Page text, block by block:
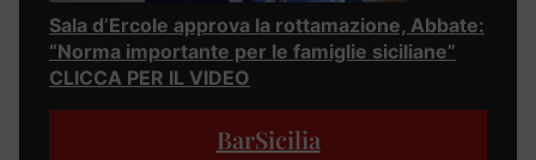
Sala d’Ercole approva la rottamazione, Abbate:
“Norma importante per le famiglie siciliane”
CLICCA PER IL VIDEO
BarSicilia